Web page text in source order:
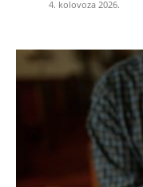
4. kolovoza 2026.